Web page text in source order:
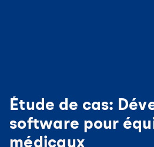
Étude de cas:
software pour
médicaux